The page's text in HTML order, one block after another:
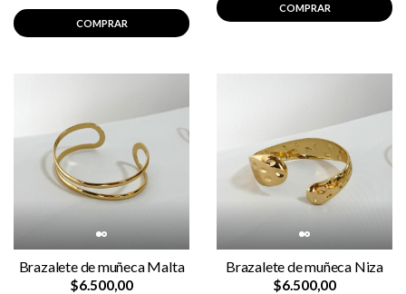
COMPRAR
COMPRAR
Brazalete de muñeca Malta
$6.500,00
Brazalete de muñeca Niza
$6.500,00